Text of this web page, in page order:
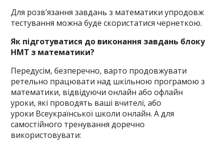
Для розв’язання завдань з математики упродовж
тестування можна буде скористатися чернеткою.
Як підготуватися до виконання завдань блоку
НМТ з математики?
Передусім, безперечно, варто продовжувати
ретельно працювати над шкільною програмою з
математики, відвідуючи онлайн або офлайн
уроки, які проводять ваші вчителі, або
уроки Всеукраїнської школи онлайн. А для
самостійного тренування доречно
використовувати: